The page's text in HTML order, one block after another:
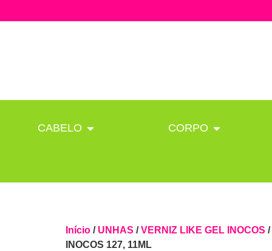
CABELO CORPO
Início/ UNHAS /VERNIZ LIKE GEL INOCOS /
INOCOS 127, 11ML